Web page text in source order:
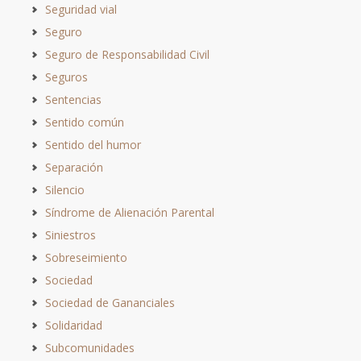
Seguridad vial
Seguro
Seguro de Responsabilidad Civil
Seguros
Sentencias
Sentido común
Sentido del humor
Separación
Silencio
Síndrome de Alienación Parental
Siniestros
Sobreseimiento
Sociedad
Sociedad de Gananciales
Solidaridad
Subcomunidades